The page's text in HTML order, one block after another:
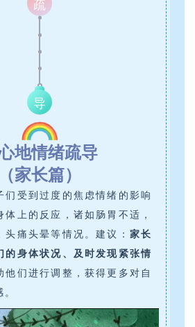
疏
导
地情绪疏导
（家长篇）
们受到过度的焦虑情绪的影响
上的反应，诸如肠胃不适，
痛头晕等情况。建议： 家长
的身体状况、及时发现紧张情
他们进行调整，获得更多对自